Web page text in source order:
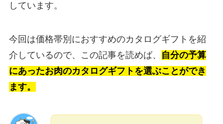
しています。
今回は価格帯別におすすめのカタログギフトを紹
介しているので、この記事を読めば、
自分の予算
にあったお肉のカタログギフトを選ぶことができ
ます。